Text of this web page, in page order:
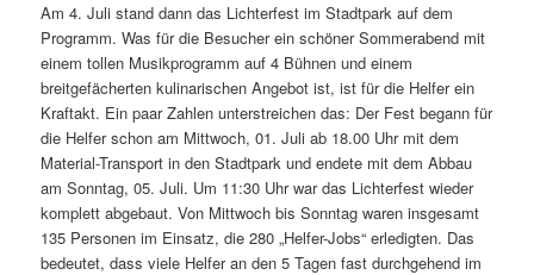
Am 4. Juli stand dann das Lichterfest im Stadtpark auf dem
Programm. Was für die Besucher ein schöner Sommerabend mit
einem tollen Musikprogramm auf 4 Bühnen und einem
breitgefächerten kulinarischen Angebot ist, ist für die Helfer ein
Kraftakt. Ein paar Zahlen unterstreichen das: Der Fest begann für
die Helfer schon am Mittwoch, 01. Juli ab 18.00 Uhr mit dem
Material-Transport in den Stadtpark und endete mit dem Abbau
am Sonntag, 05. Juli. Um 11:30 Uhr war das Lichterfest wieder
komplett abgebaut. Von Mittwoch bis Sonntag waren insgesamt
135 Personen im Einsatz, die 280 „Helfer-Jobs“ erledigten. Das
bedeutet, dass viele Helfer an den 5 Tagen fast durchgehend im